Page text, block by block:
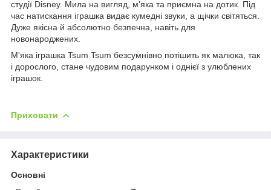
студії Disney. Мила на вигляд, м'яка та приємна на дотик. Під
час натискання іграшка видає кумедні звуки, а щічки світяться.
Дуже якісна й абсолютно безпечна, навіть для
новонароджених.
М'яка іграшка Tsum Tsum безсумнівно потішить як малюка, так
і дорослого, стане чудовим подарунком і однієї з улюблених
іграшок.
Приховати
Характеристики
Основні